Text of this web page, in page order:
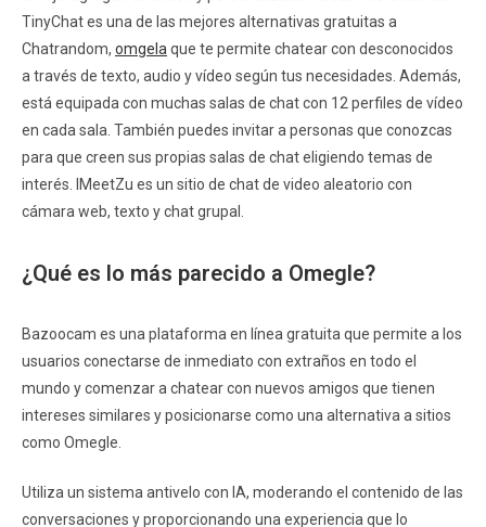
TinyChat es una de las mejores alternativas gratuitas a
Chatrandom, omgela que te permite chatear con desconocidos
a través de texto, audio y vídeo según tus necesidades. Además,
está equipada con muchas salas de chat con 12 perfiles de vídeo
en cada sala. También puedes invitar a personas que conozcas
para que creen sus propias salas de chat eligiendo temas de
interés. IMeetZu es un sitio de chat de video aleatorio con
cámara web, texto y chat grupal.
¿Qué es lo más parecido a Omegle?
Bazoocam es una plataforma en línea gratuita que permite a los
usuarios conectarse de inmediato con extraños en todo el
mundo y comenzar a chatear con nuevos amigos que tienen
intereses similares y posicionarse como una alternativa a sitios
como Omegle.
Utiliza un sistema antivelo con IA, moderando el contenido de las
conversaciones y proporcionando una experiencia que lo